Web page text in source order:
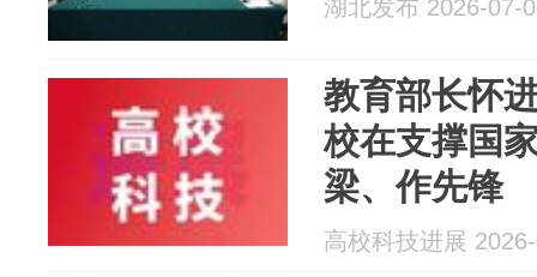
湖北发布 2026-07-
教育部长怀
校在支撑国
梁、作先锋
高校科技进展